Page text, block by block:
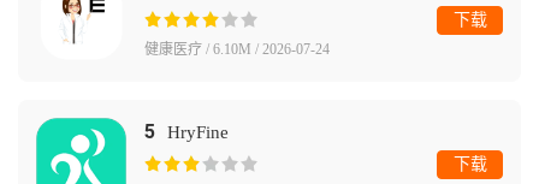
健康医疗 / 6.10M / 2026-07-24
下载
5 HryFine
下载